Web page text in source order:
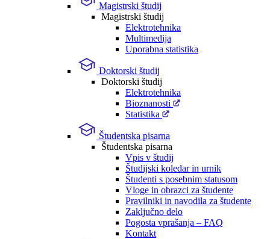
Magistrski študij
Magistrski študij
Elektrotehnika
Multimedija
Uporabna statistika
Doktorski študij
Doktorski študij
Elektrotehnika
Bioznanosti
Statistika
Študentska pisarna
Študentska pisarna
Vpis v študij
Študijski koledar in urnik
Študenti s posebnim statusom
Vloge in obrazci za študente
Pravilniki in navodila za študente
Zaključno delo
Pogosta vprašanja – FAQ
Kontakt